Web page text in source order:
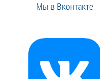
Мы в Вконтакте